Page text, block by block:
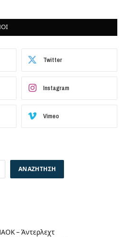
Twitter
Instagram
Vimeo
ΑΝΑΖΉΤΗΣΗ
– Άντερλεχτ